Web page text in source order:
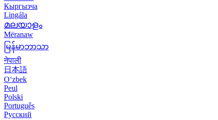
Кыргызча
Lingála
മലയാളം
Mëranaw
မြန်မာဘာသာ
नेपाली
日本語
O‘zbek
Peul
Polski
Português
Русский